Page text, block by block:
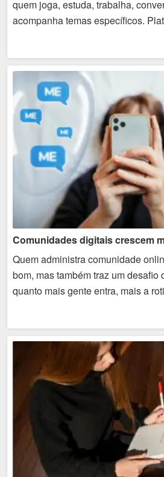
quem joga, estuda, trabalha,
acompanha temas específicos.
Discord permitem criar
Quem administra comunidade
bom, mas também traz um desafio
quanto mais gente entra, mais a
para diferentes plataformas,